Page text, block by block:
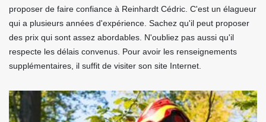
proposer de faire confiance à Reinhardt Cédric. C'est un élagueur
qui a plusieurs années d'expérience. Sachez qu'il peut proposer
des prix qui sont assez abordables. N'oubliez pas aussi qu'il
respecte les délais convenus. Pour avoir les renseignements
supplémentaires, il suffit de visiter son site Internet.